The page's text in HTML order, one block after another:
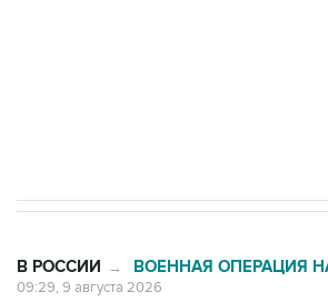
В РОССИИ → ВОЕННАЯ ОПЕРАЦИЯ
09:29, 9 августа 2026